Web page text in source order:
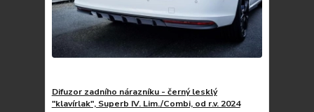
Difuzor zadního nárazníku - černý lesklý
"klavírlak", Superb IV. Lim./Combi, od r.v. 2024